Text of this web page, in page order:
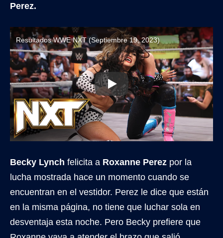
Perez.
Resultados WWE NXT (Septiembre 19, 2023)
Becky Lynch felicita a Roxanne Perez por la
lucha mostrada hace un momento cuando se
encuentran en el vestidor. Perez le dice que están
en la misma página, no tiene que luchar sola en
desventaja esta noche. Pero Becky prefiere que